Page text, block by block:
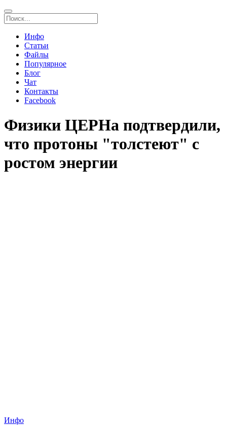
Инфо
Статьи
Файлы
Популярное
Блог
Чат
Контакты
Facebook
Физики ЦЕРНа подтвердили,
что протоны "толстеют" с
ростом энергии
Инфо